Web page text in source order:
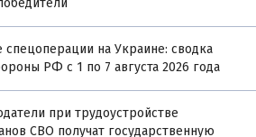
спецоперации на Украине: сводка
РФ с 1 по 7 августа 2026 года
при трудоустройстве
СВО получат государственную